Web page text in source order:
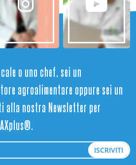
o uno chef, sei un
agroalimentare oppure sei un
nostra Newsletter per